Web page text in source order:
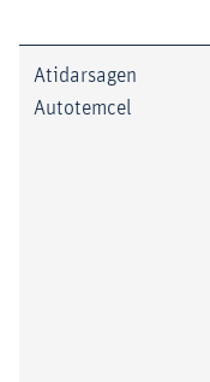
Atidarsagen
Autotemcel